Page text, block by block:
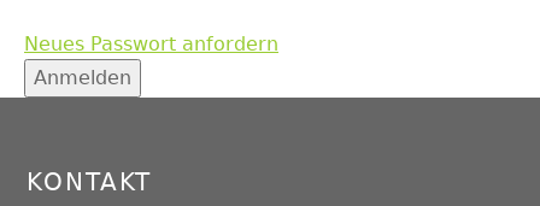
Neues Passwort anfordern
Back
to
KONTAKT